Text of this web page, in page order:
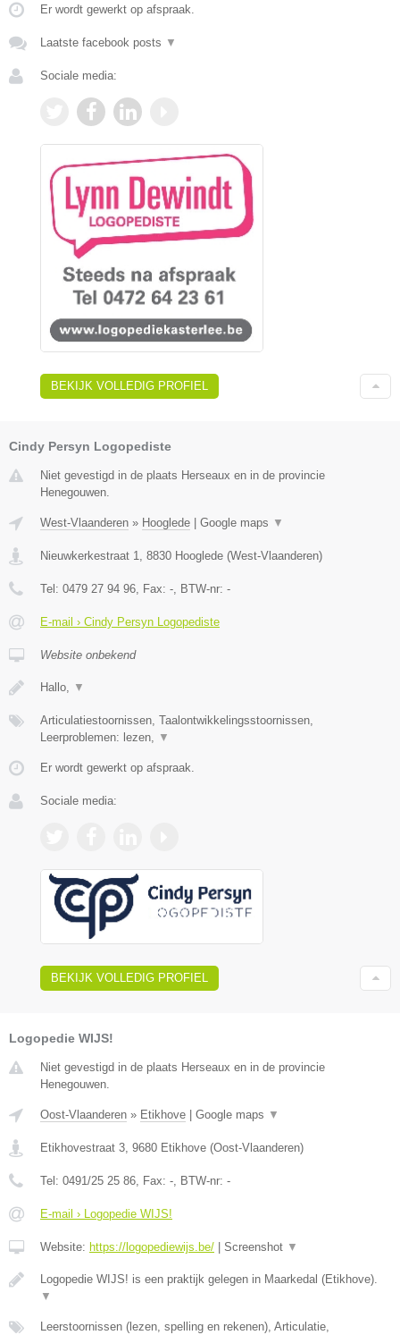
Er wordt gewerkt op afspraak.
Laatste facebook posts ▼
Sociale media:
BEKIJK VOLLEDIG PROFIEL
Cindy Persyn Logopediste
Niet gevestigd in de plaats Herseaux en in de provincie
Henegouwen.
West-Vlaanderen » Hooglede Google maps ▼
Nieuwkerkestraat 1 8830 Hooglede (West-Vlaanderen)
Tel: 0479 27 94 96 , Fax: - , BTW-nr: -
E-mail › Cindy Persyn Logopediste
Website onbekend
Hallo, ▼
Articulatiestoornissen, Taalontwikkelingsstoornissen,
Leerproblemen: lezen,
▼
Er wordt gewerkt op afspraak.
Sociale media:
BEKIJK VOLLEDIG PROFIEL
Logopedie WIJS!
Niet gevestigd in de plaats Herseaux en in de provincie
Henegouwen.
Oost-Vlaanderen » Etikhove Google maps ▼
Etikhovestraat 3, 9680 Etikhove (Oost-Vlaanderen)
Tel: 0491/25 25 86, Fax: -, BTW-nr: -
E-mail › Logopedie WIJS!
Website: https://logopediewijs.be/ Screenshot ▼
Logopedie WIJS! is een praktijk gelegen in Maarkedal (Etikhove).
▼
Leerstoornissen (lezen, spelling en rekenen), Articulatie,